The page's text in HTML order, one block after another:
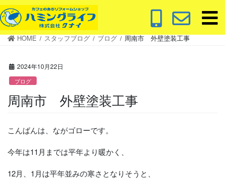
コ
ン
テ
ナ
ビ
ゲ
HOME スタッフブログ ブログ 周南市 外壁塗装工事
2024年10月22日
ブログ
周南市 外壁塗装工事
こんばんは、ながゴローです。
今年は11月までは平年より暖かく、
12月、1月は平年並みの寒さとなりそうと、